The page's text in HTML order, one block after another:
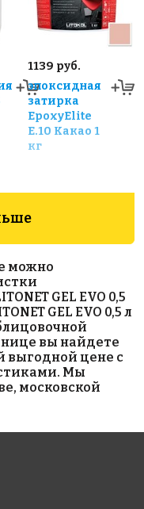
1139 руб.
эпоксидная
затирка
EpoxyElite
E.10 Какао 1
кг
815 руб.
материалы
для
выравнивания
LITOFINISH
можно
GEL EVO 0,5
GEL EVO 0,5 л
вы найдете
выгодной цене с
Мы
московской